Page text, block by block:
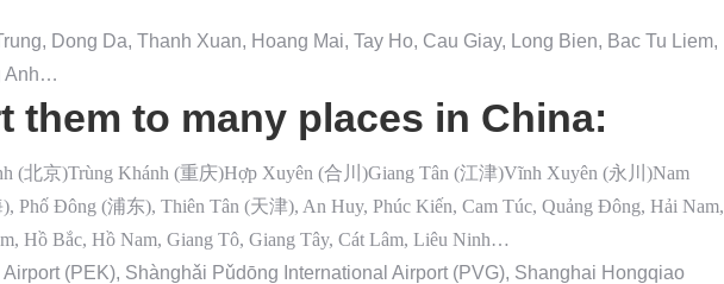
Dong Da, Thanh Xuan, Hoang Mai, Tay Ho, Cau Giay, Long Bien, Bac Tu Liem,
Anh…
them to many places in China:
(北京)Trùng Khánh (重庆)Hợp Xuyên (合川)Giang Tân (江津)Vĩnh Xuyên (永川)Nam
Phố Đông (浦东), Thiên Tân (天津), An Huy, Phúc Kiến, Cam Túc, Quảng Đông, Hải Nam,
Hồ Bắc, Hồ Nam, Giang Tô, Giang Tây, Cát Lâm, Liêu Ninh…
(PEK), Shànghǎi Pǔdōng International Airport (PVG), Shanghai Hongqiao